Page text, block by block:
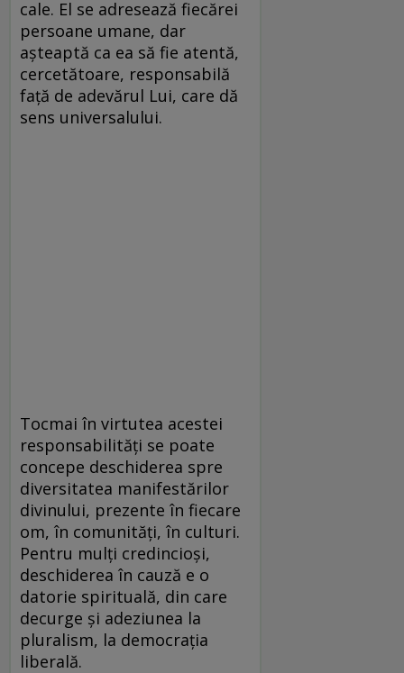
cale. El se adresează fiecărei
persoane umane, dar
aşteaptă ca ea să fie atentă,
cercetătoare, responsabilă
faţă de adevărul Lui, care dă
sens universalului.
Tocmai în virtutea acestei
responsabilităţi se poate
concepe deschiderea spre
diversitatea manifestărilor
divinului, prezente în fiecare
om, în comunităţi, în culturi.
Pentru mulţi credincioşi,
deschiderea în cauză e o
datorie spirituală, din care
decurge şi adeziunea la
pluralism, la democraţia
liberală.